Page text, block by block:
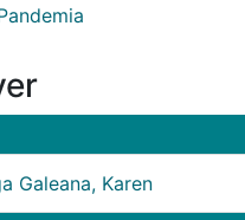
Galeana, Karen